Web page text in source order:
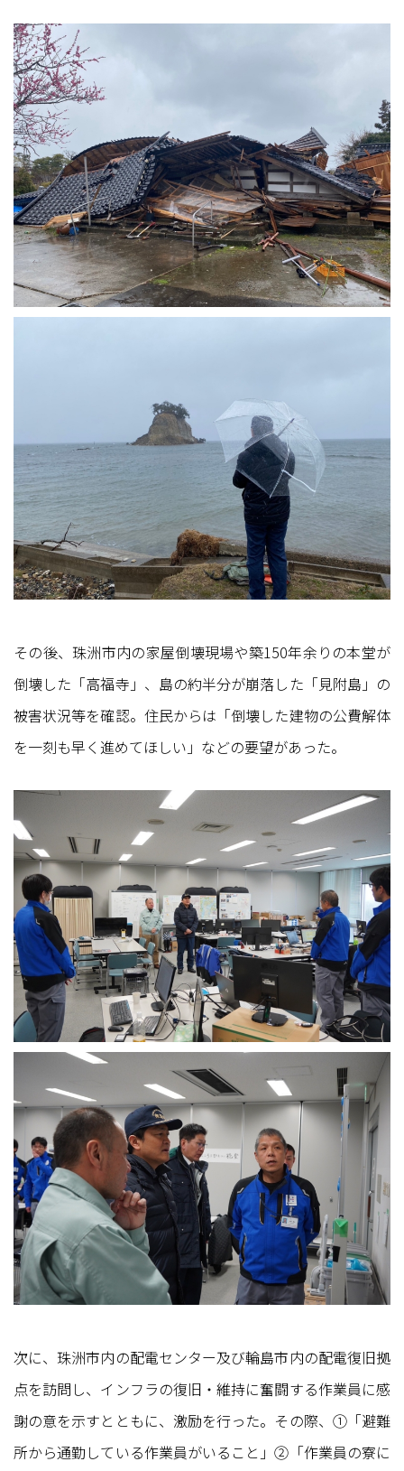
その後、珠洲市内の家屋倒壊現場や築150年余りの本堂が
倒壊した「高福寺」、島の約半分が崩落した「見附島」の
被害状況等を確認。住民からは「倒壊した建物の公費解体
を一刻も早く進めてほしい」などの要望があった。
次に、珠洲市内の配電センター及び輪島市内の配電復旧拠
点を訪問し、インフラの復旧・維持に奮闘する作業員に感
謝の意を示すとともに、激励を行った。その際、①「避難
所から通勤している作業員がいること」②「作業員の寮に